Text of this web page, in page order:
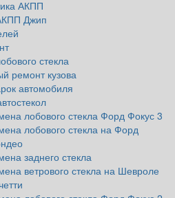
АКПП
Джип
стекла
ремонт кузова
автомобиля
лобового стекла Форд Фокус 3
лобового стекла на Форд
заднего стекла
ветрового стекла на Шевроле